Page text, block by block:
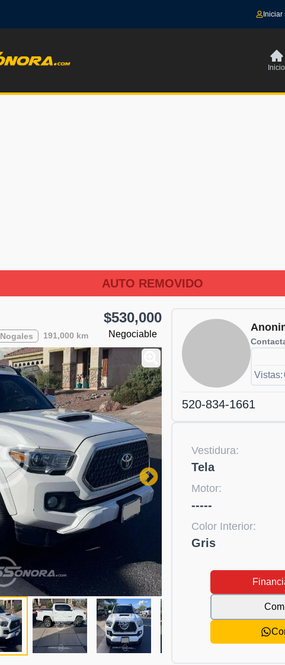
Iniciar
Inicio
AUTO REMOVIDO
Nogales 191,000 km
$530,000
Negociable
Vistas:
520-834-1661
Vestidura:
Tela
Motor:
-----
Color Interior:
Gris